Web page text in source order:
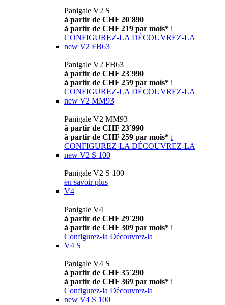
Panigale V2 S
à partir de CHF 20´890
à partir de CHF 219 par mois* i
CONFIGUREZ-LA DÉCOUVREZ-LA
new V2 FB63
Panigale V2 FB63
à partir de CHF 23´990
à partir de CHF 259 par mois* i
CONFIGUREZ-LA DÉCOUVREZ-LA
new V2 MM93
Panigale V2 MM93
à partir de CHF 23´990
à partir de CHF 259 par mois* i
CONFIGUREZ-LA DÉCOUVREZ-LA
new V2 S 100
Panigale V2 S 100
en savoir plus
V4
Panigale V4
à partir de CHF 29´290
à partir de CHF 309 par mois* i
Configurez-la Découvrez-la
V4 S
Panigale V4 S
à partir de CHF 35´290
à partir de CHF 369 par mois* i
Configurez-la Découvrez-la
new V4 S 100